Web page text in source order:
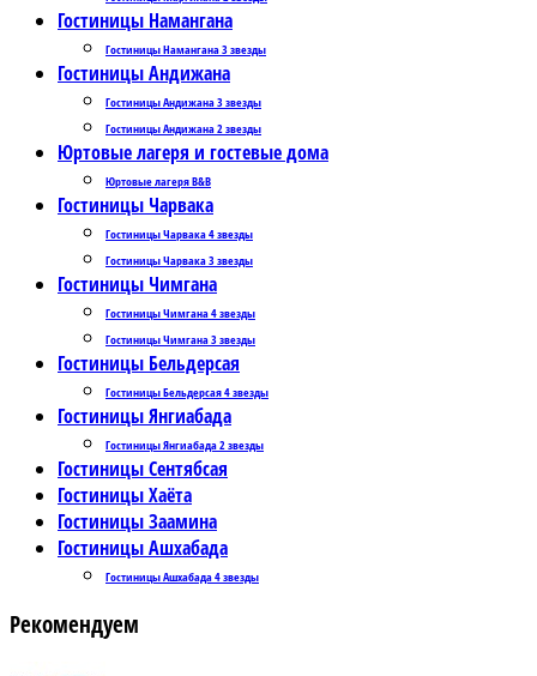
Гостиницы Намангана
Гостиницы Намангана 3 звезды
Гостиницы Андижана
Гостиницы Андижана 3 звезды
Гостиницы Андижана 2 звезды
Юртовые лагеря и гостевые дома
Юртовые лагеря B&B
Гостиницы Чарвака
Гостиницы Чарвака 4 звезды
Гостиницы Чарвака 3 звезды
Гостиницы Чимгана
Гостиницы Чимгана 4 звезды
Гостиницы Чимгана 3 звезды
Гостиницы Бельдерсая
Гостиницы Бельдерсая 4 звезды
Гостиницы Янгиабада
Гостиницы Янгиабада 2 звезды
Гостиницы Сентябсая
Гостиницы Хаёта
Гостиницы Заамина
Гостиницы Ашхабада
Гостиницы Ашхабада 4 звезды
Рекомендуем